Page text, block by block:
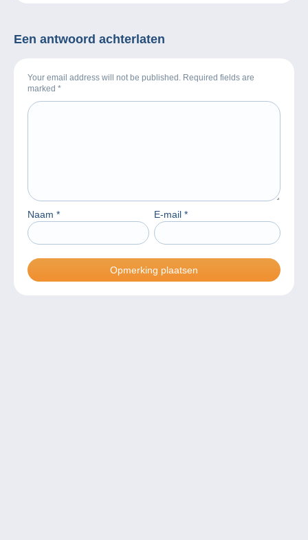
Een antwoord achterlaten
Your email address will not be published. Required fields are
marked *
Naam * E-mail *